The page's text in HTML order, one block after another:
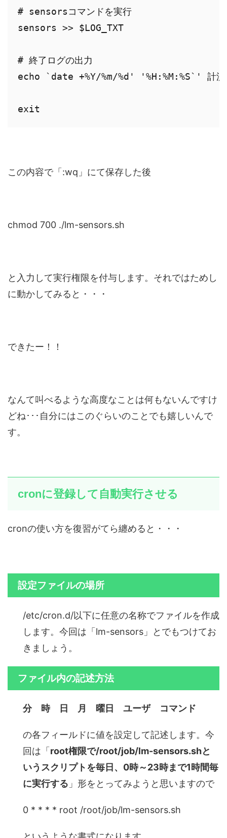
# sensorsコマンドを実行
sensors >> $LOG_TXT
# 終了ログの出力
echo `date +%Y/%m/%d' '%H:%M:%S`' 計
exit
この内容で「:wq」にて保存した後
chmod 700 ./lm-sensors.sh
と入力して実行権限を付与します。それではためし
に動かしてみると・・・
できたー！！
なんて叫べるような高度なことは何もないんですけ
どね･･･自分にはこのぐらいのことでも嬉しいんで
す。
cronに登録して自動実行させる
cronの使い方を復習がてら纏めると・・・
設定ファイルの場所
/etc/cron.d/以下に任意の名称でファイルを作成
します。今回は「lm-sensors」とでもつけてお
きましょう。
ファイル内の記述方法
分 時 日 月 曜日 ユーザ コマンド
の各フィールドに値を設定して記述します。今
回は「 root権限で/root/job/lm-sensors.shと
いうスクリプトを毎日、0時～23時まで1時間毎
に実行する 」形をとってみようと思いますので
0 * * * * root /root/job/lm-sensors.sh